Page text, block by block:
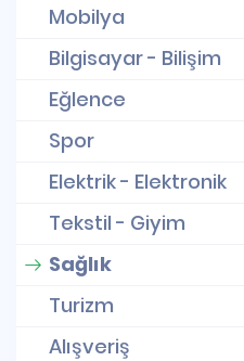
Mobilya
Bilgisayar - Bilişim
Eğlence
Spor
Elektrik - Elektronik
Tekstil - Giyim
Sağlık
Turizm
Alışveriş